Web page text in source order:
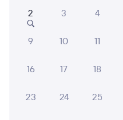
Сидячий
347Й Проходящий
2 3 4
9 10 11
16 17 18
23 24 25